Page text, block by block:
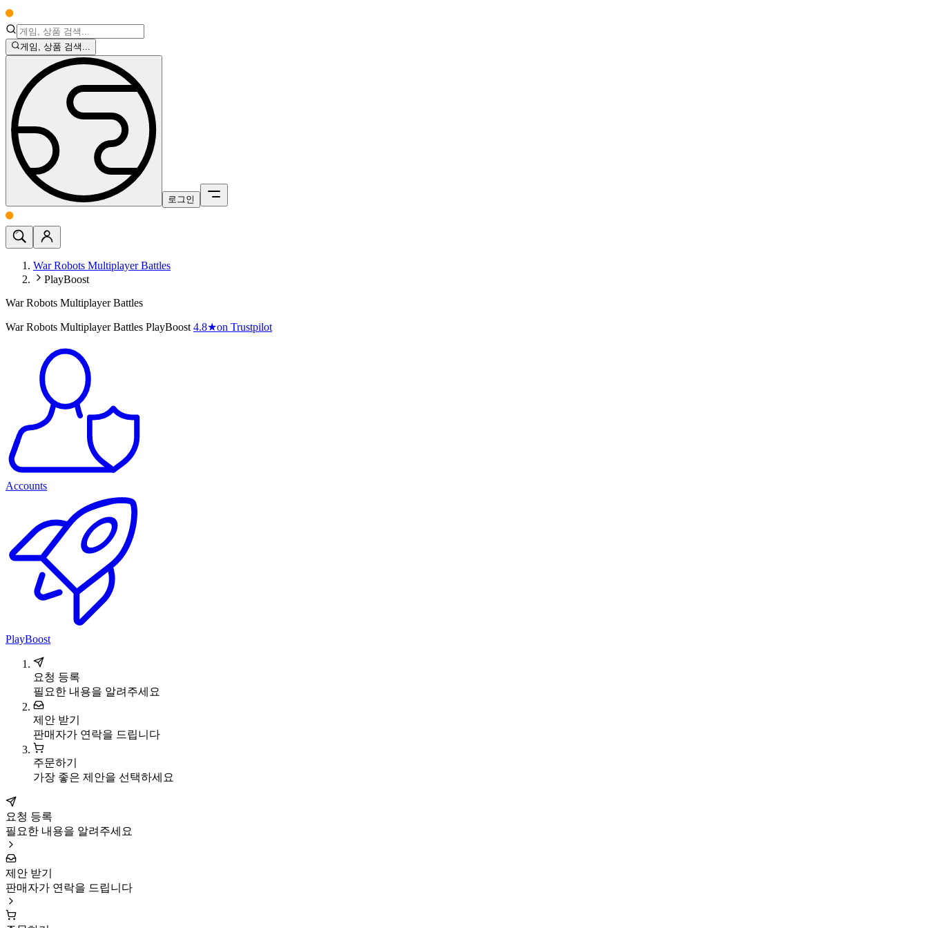
게임, 상품 검색...
로그인
War Robots Multiplayer Battles
PlayBoost
War Robots Multiplayer Battles
War Robots Multiplayer Battles PlayBoost 4.8★on Trustpilot
Accounts
PlayBoost
요청 등록
필요한 내용을 알려주세요
제안 받기
판매자가 연락을 드립니다
주문하기
가장 좋은 제안을 선택하세요
요청 등록
필요한 내용을 알려주세요
제안 받기
판매자가 연락을 드립니다